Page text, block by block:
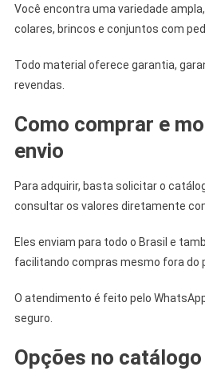
Você encontra uma variedade
colares, brincos e conjuntos com
Todo material oferece garantia,
revendas.
Como comprar e
envio
Para adquirir, basta solicitar o
consultar os valores diretamente
Eles enviam para todo o Brasil e
facilitando compras mesmo fora do
O atendimento é feito pelo
seguro.
Opções no